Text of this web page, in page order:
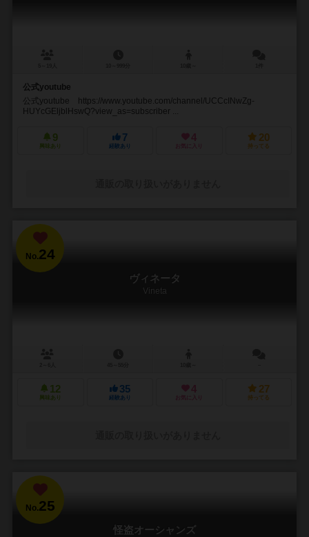
公式youtube
公式youtube https://www.youtube.com/channel/UCCcINwZg-
HUYcGEljblHswQ?view_as=subscriber ...
9
興味あり
7
経験あり
4
お気に入り
20
持ってる
No.24
ヴィネータ
Vineta
12
興味あり
35
経験あり
4
お気に入り
27
持ってる
No.25
怪盗オーシャンズ